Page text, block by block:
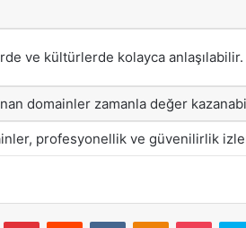
ve kültürlerde kolayca anlaşılabilir.
domainler zamanla değer
profesyonellik ve güvenilirlik
PinterestReddit VKontakteOdnoklassniki